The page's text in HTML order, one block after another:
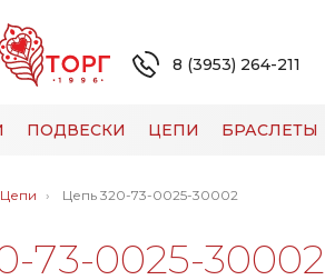
8 (3953) 264-211
ПОДВЕСКИ ЦЕПИ БРАСЛЕТЫ
Цепи Цепь 320-73-0025-30002
73-0025-30002